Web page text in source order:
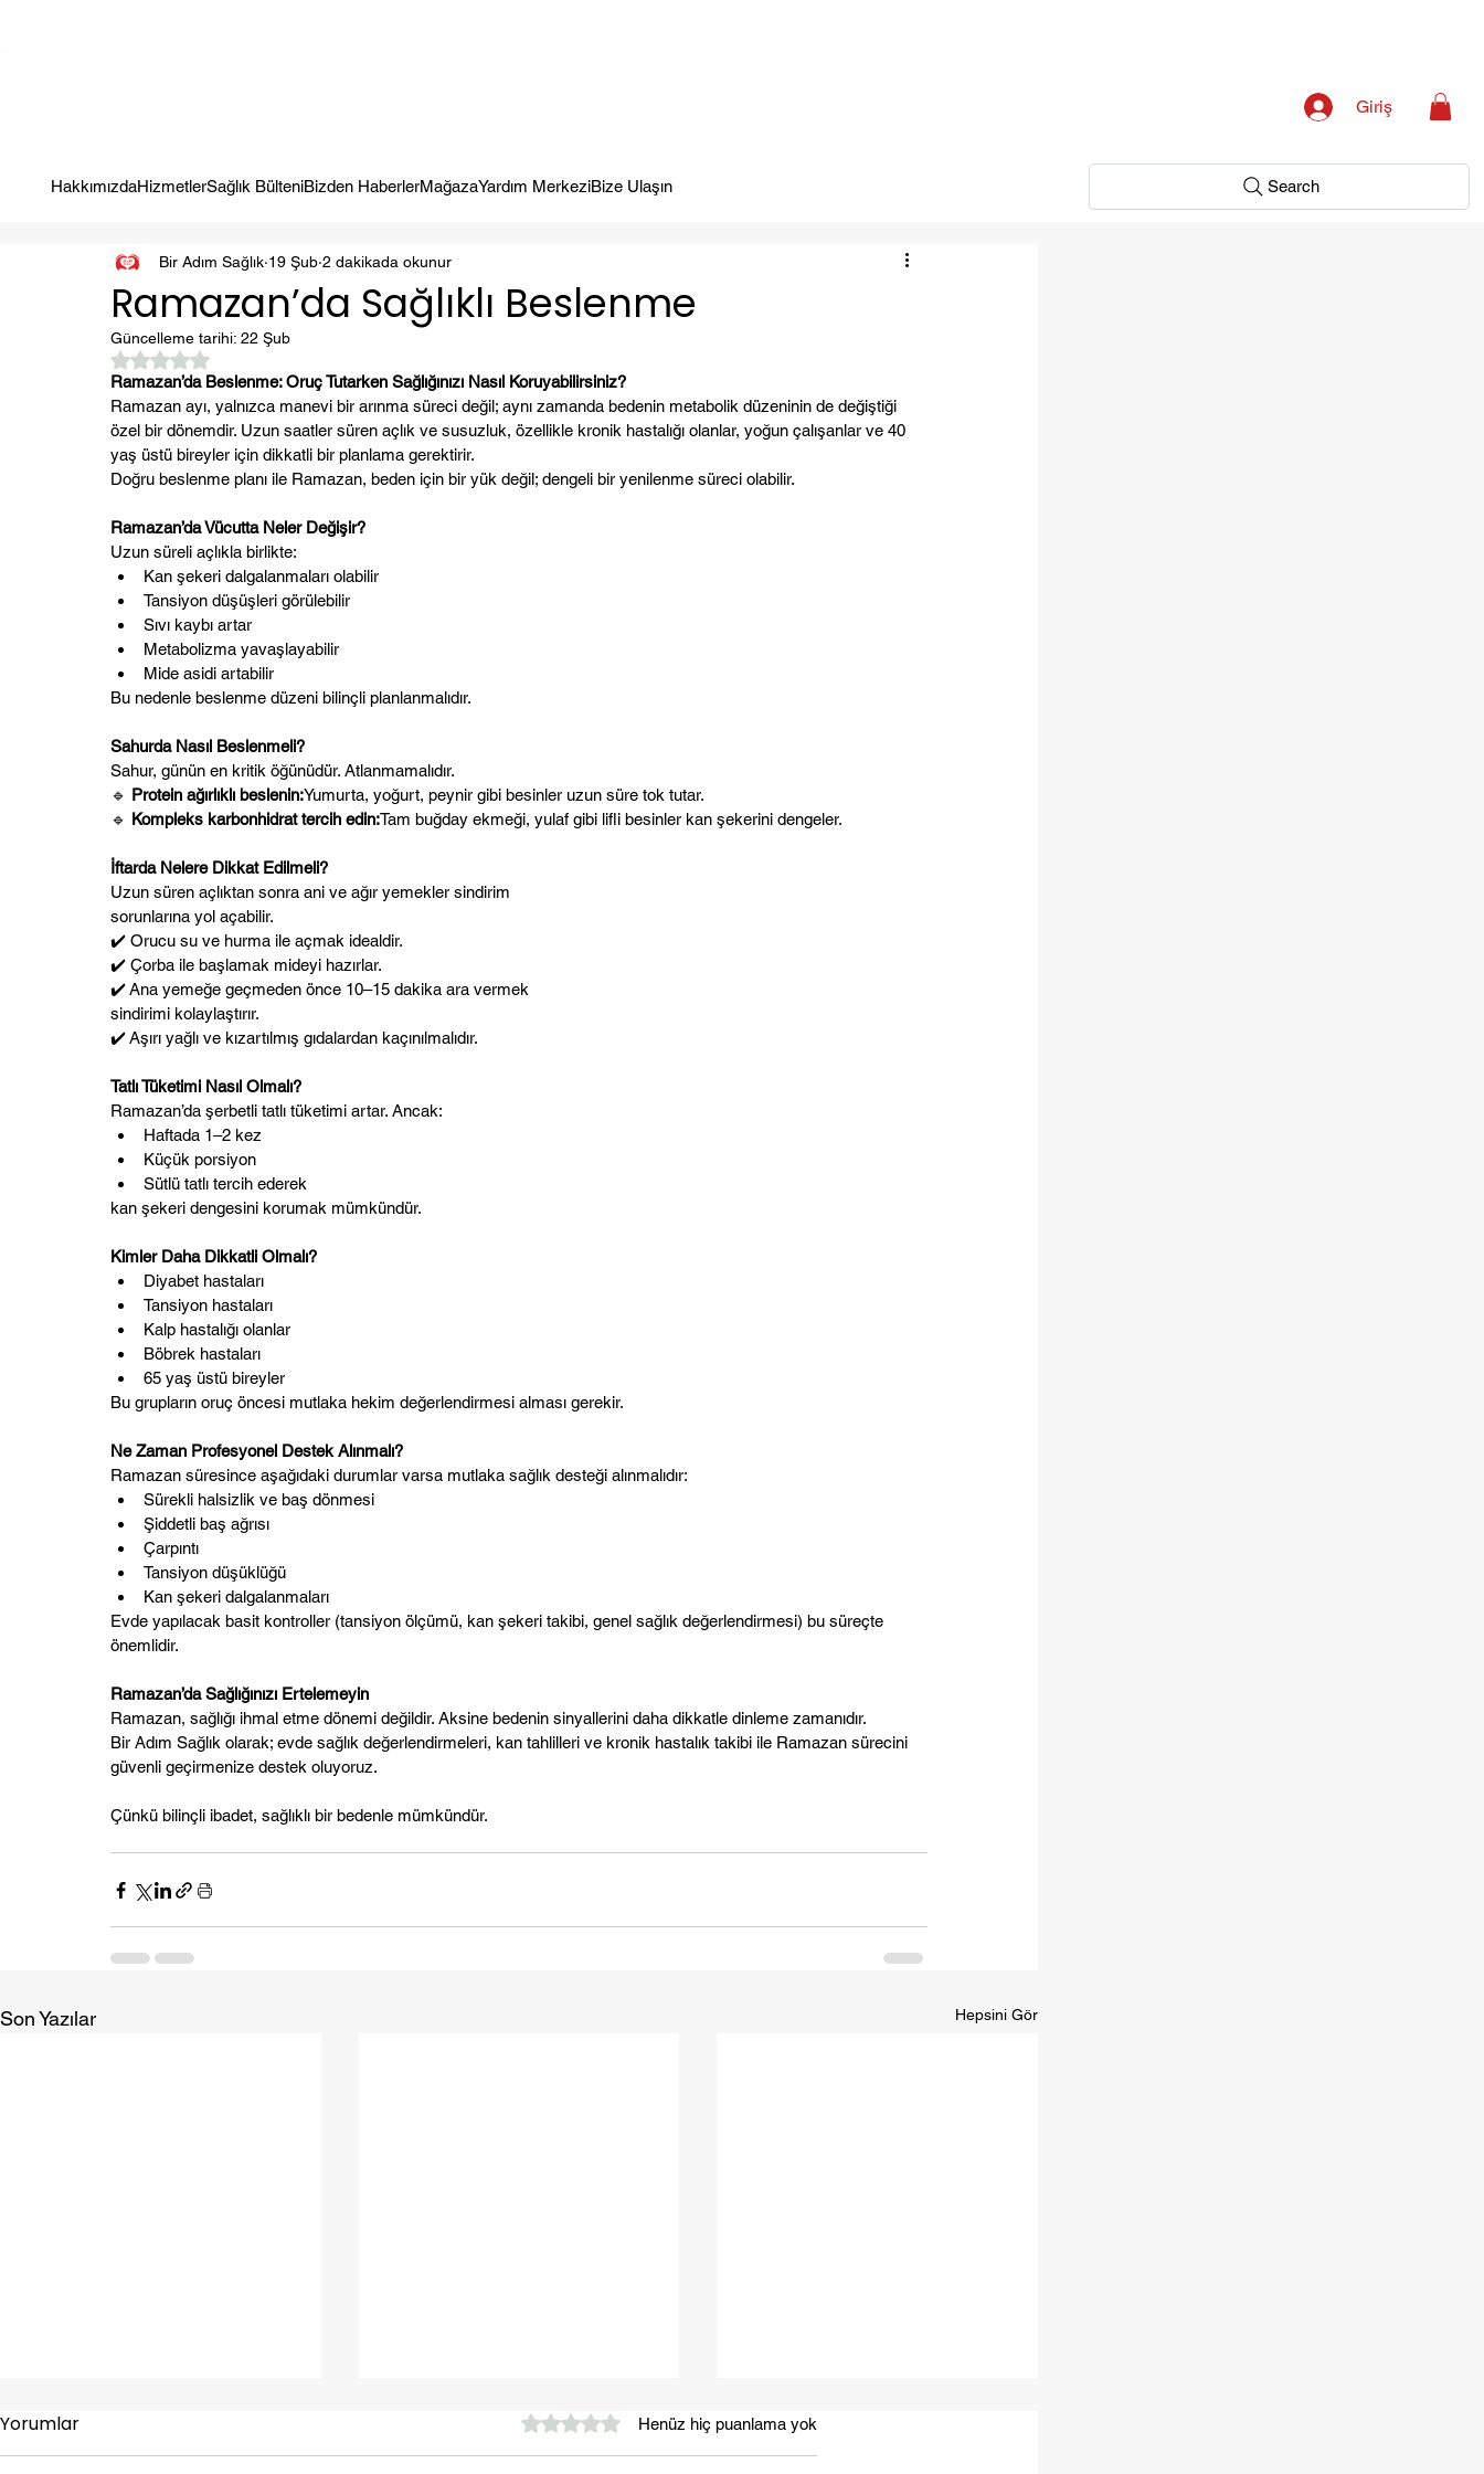
Giriş
HakkımızdaHizmetlerSağlık BülteniBizden HaberlerMağazaYardım MerkeziBize Ulaşın Search
Ramazan’da Sağlıklı Beslenme
Bir Adım Sağlık 19 Şub 2 dakikada okunur
Güncelleme tarihi: 22 Şub
5 üzerinden NaN yıldız
Ramazan’da Beslenme: Oruç Tutarken Sağlığınızı Nasıl Koruyabilirsiniz?
Ramazan ayı, yalnızca manevi bir arınma süreci değil; aynı zamanda bedenin metabolik düzeninin de değiştiği
özel bir dönemdir. Uzun saatler süren açlık ve susuzluk, özellikle kronik hastalığı olanlar, yoğun çalışanlar ve 40
yaş üstü bireyler için dikkatli bir planlama gerektirir.
Doğru beslenme planı ile Ramazan, beden için bir yük değil; dengeli bir yenilenme süreci olabilir.
Ramazan’da Vücutta Neler Değişir?
Uzun süreli açlıkla birlikte:
Kan şekeri dalgalanmaları olabilir
Tansiyon düşüşleri görülebilir
Sıvı kaybı artar
Metabolizma yavaşlayabilir
Mide asidi artabilir
Bu nedenle beslenme düzeni bilinçli planlanmalıdır.
Sahurda Nasıl Beslenmeli?
Sahur, günün en kritik öğünüdür. Atlanmamalıdır.
🔹 Protein ağırlıklı beslenin:Yumurta, yoğurt, peynir gibi besinler uzun süre tok tutar.
🔹 Kompleks karbonhidrat tercih edin:Tam buğday ekmeği, yulaf gibi lifli besinler kan şekerini dengeler.
İftarda Nelere Dikkat Edilmeli?
Uzun süren açlıktan sonra ani ve ağır yemekler sindirim
sorunlarına yol açabilir.
✔️ Orucu su ve hurma ile açmak idealdir.
✔️ Çorba ile başlamak mideyi hazırlar.
✔️ Ana yemeğe geçmeden önce 10–15 dakika ara vermek
sindirimi kolaylaştırır.
✔️ Aşırı yağlı ve kızartılmış gıdalardan kaçınılmalıdır.
Tatlı Tüketimi Nasıl Olmalı?
Ramazan’da şerbetli tatlı tüketimi artar. Ancak:
Haftada 1–2 kez
Küçük porsiyon
Sütlü tatlı tercih ederek
kan şekeri dengesini korumak mümkündür.
Kimler Daha Dikkatli Olmalı?
Diyabet hastaları
Tansiyon hastaları
Kalp hastalığı olanlar
Böbrek hastaları
65 yaş üstü bireyler
Bu grupların oruç öncesi mutlaka hekim değerlendirmesi alması gerekir.
Ne Zaman Profesyonel Destek Alınmalı?
Ramazan süresince aşağıdaki durumlar varsa mutlaka sağlık desteği alınmalıdır:
Sürekli halsizlik ve baş dönmesi
Şiddetli baş ağrısı
Çarpıntı
Tansiyon düşüklüğü
Kan şekeri dalgalanmaları
Evde yapılacak basit kontroller (tansiyon ölçümü, kan şekeri takibi, genel sağlık değerlendirmesi) bu süreçte
önemlidir.
Ramazan’da Sağlığınızı Ertelemeyin
Ramazan, sağlığı ihmal etme dönemi değildir. Aksine bedenin sinyallerini daha dikkatle dinleme zamanıdır.
Bir Adım Sağlık olarak; evde sağlık değerlendirmeleri, kan tahlilleri ve kronik hastalık takibi ile Ramazan sürecini
güvenli geçirmenize destek oluyoruz.
Çünkü bilinçli ibadet, sağlıklı bir bedenle mümkündür.
Son Yazılar Hepsini Gör
Yorumlar 5 üzerinden 0 yıldızHenüz hiç puanlama yok